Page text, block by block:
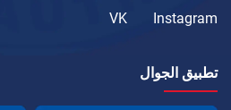
Instagram
VK
تطبيق الجوال